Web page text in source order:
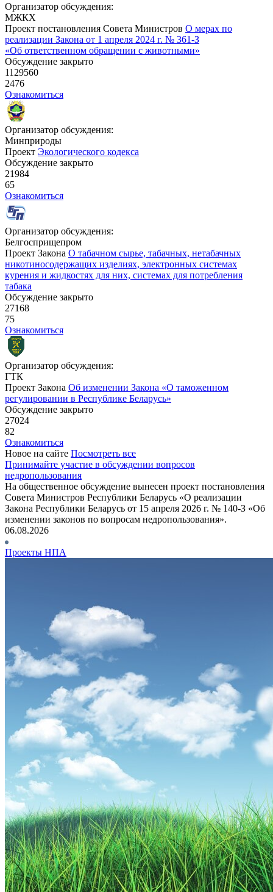
Организатор обсуждения:
МЖКХ
Проект постановления Совета Министров О мерах по
реализации Закона от 1 апреля 2024 г. № 361-З
«Об ответственном обращении с животными»
Обсуждение закрыто
1129560
2476
Ознакомиться
Организатор обсуждения:
Минприроды
Проект Экологического кодекса
Обсуждение закрыто
21984
65
Ознакомиться
Организатор обсуждения:
Белгосприщепром
Проект Закона О табачном сырье, табачных, нетабачных
никотиносодержащих изделиях, электронных системах
курения и жидкостях для них, системах для потребления
табака
Обсуждение закрыто
27168
75
Ознакомиться
Организатор обсуждения:
ГТК
Проект Закона Об изменении Закона «О таможенном
регулировании в Республике Беларусь»
Обсуждение закрыто
27024
82
Ознакомиться
Новое на сайте Посмотреть все
Принимайте участие в обсуждении вопросов
недропользования
На общественное обсуждение вынесен проект постановления
Совета Министров Республики Беларусь «О реализации
Закона Республики Беларусь от 15 апреля 2026 г. № 140-З «Об
изменении законов по вопросам недропользования».
06.08.2026
Проекты НПА